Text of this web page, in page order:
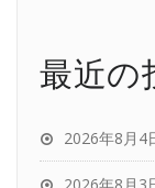
最近の
2026年8月4